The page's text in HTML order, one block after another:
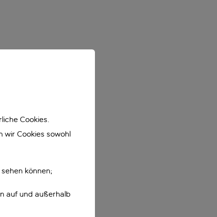
Cookies.
wir Cookies sowohl
können;
auf und außerhalb